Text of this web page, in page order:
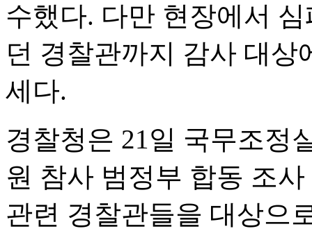
수했다. 다만 현장에서
던 경찰관까지 감사 대
세다.
경찰청은 21일 국무조정
원 참사 범정부 합동 조
관련 경찰관들을 대상으